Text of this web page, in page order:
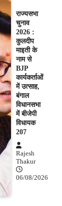
राज्यसभा
चुनाव
2026 :
कुलदीप
माइती के
नाम से
BJP
कार्यकर्ताओं
में उत्साह,
बंगाल
विधानसभा
में बीजेपी
विधायक
207
Rajesh
Thakur
06/08/2026